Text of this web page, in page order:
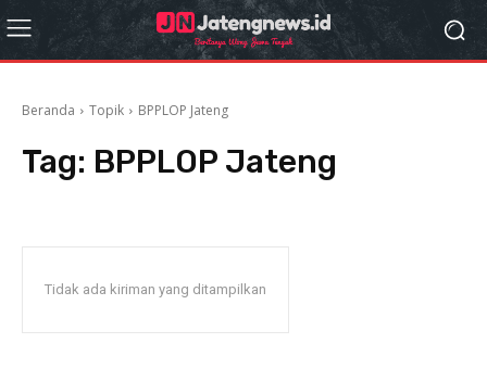
Beranda Topik BPPLOP Jateng
Tag: BPPLOP Jateng
Tidak ada kiriman yang ditampilkan